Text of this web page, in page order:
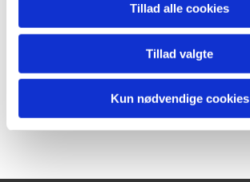
Tillad alle cookies
Tillad valgte
Kun nødvendige cookies